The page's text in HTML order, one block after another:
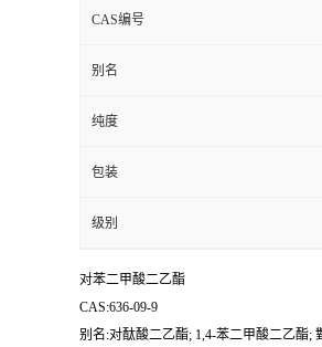
CAS编号
别名
纯度
包装
级别
对苯二甲酸二乙酯
CAS:636-09-9
别名:对酞酸二乙酯; 1,4-苯二甲酸二乙酯;